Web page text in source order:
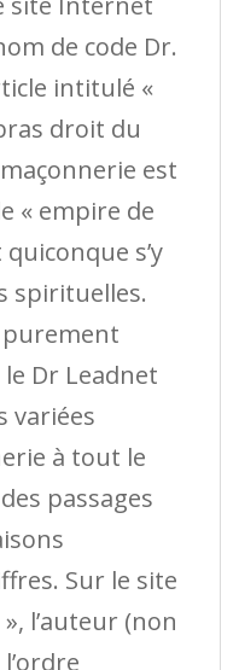
de code Dr.
intitulé «
droit du
est
« empire de
s’y
spirituelles.
Dr Leadnet
variées
à tout le
passages
Sur le site
l’auteur (non